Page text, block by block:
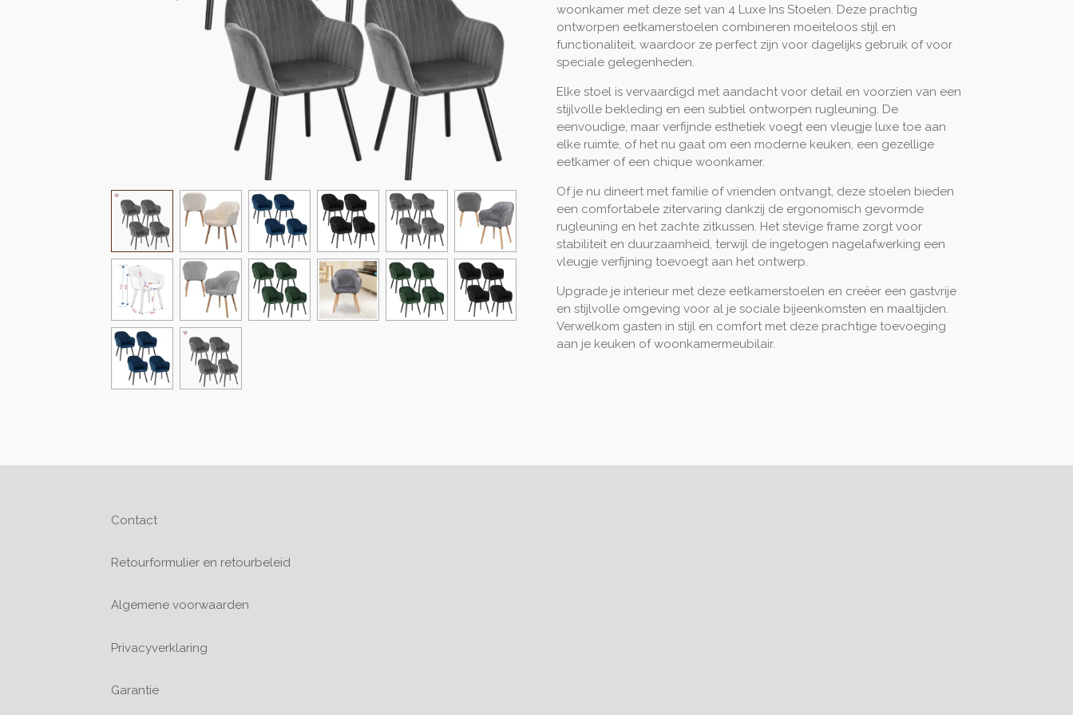
woonkamer met deze set van 4 Luxe Ins Stoelen. Deze prachtig
ontworpen eetkamerstoelen combineren moeiteloos stijl en
functionaliteit, waardoor ze perfect zijn voor dagelijks gebruik of voor
speciale gelegenheden.
Elke stoel is vervaardigd met aandacht voor detail en voorzien van een
stijlvolle bekleding en een subtiel ontworpen rugleuning. De
eenvoudige, maar verfijnde esthetiek voegt een vleugje luxe toe aan
elke ruimte, of het nu gaat om een moderne keuken, een gezellige
eetkamer of een chique woonkamer.
Of je nu dineert met familie of vrienden ontvangt, deze stoelen bieden
een comfortabele zitervaring dankzij de ergonomisch gevormde
rugleuning en het zachte zitkussen. Het stevige frame zorgt voor
stabiliteit en duurzaamheid, terwijl de ingetogen nagelafwerking een
vleugje verfijning toevoegt aan het ontwerp.
Upgrade je interieur met deze eetkamerstoelen en creëer een gastvrije
en stijlvolle omgeving voor al je sociale bijeenkomsten en maaltijden.
Verwelkom gasten in stijl en comfort met deze prachtige toevoeging
aan je keuken of woonkamermeubilair.
Contact
Retourformulier en retourbeleid
Algemene voorwaarden
Privacyverklaring
Garantie